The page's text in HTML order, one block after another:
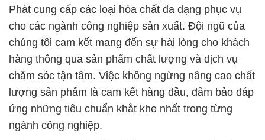
Phát cung cấp các loại hóa chất đa dạng phục vụ
cho các ngành công nghiệp sản xuất. Đội ngũ của
chúng tôi cam kết mang đến sự hài lòng cho khách
hàng thông qua sản phẩm chất lượng và dịch vụ
chăm sóc tận tâm. Việc không ngừng nâng cao chất
lượng sản phẩm là cam kết hàng đầu, đảm bảo đáp
ứng những tiêu chuẩn khắt khe nhất trong từng
ngành công nghiệp.